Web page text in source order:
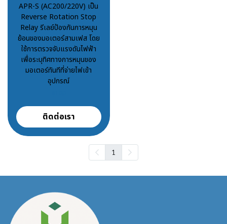
APR-S (AC200/220V) เป็น
Reverse Rotation Stop
Relay รีเลย์ป้องกันการหมุน
ย้อนของมอเตอร์สามเฟส โดย
ใช้การตรวจจับแรงดันไฟฟ้า
เพื่อระบุทิศทางการหมุนของ
มอเตอร์ทันทีที่จ่ายไฟเข้า
อุปกรณ์
ติดต่อเรา
1